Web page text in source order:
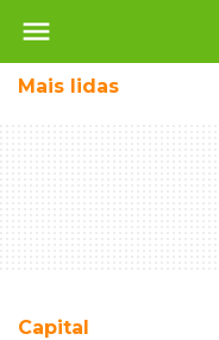
menu
Mais lidas
Capital